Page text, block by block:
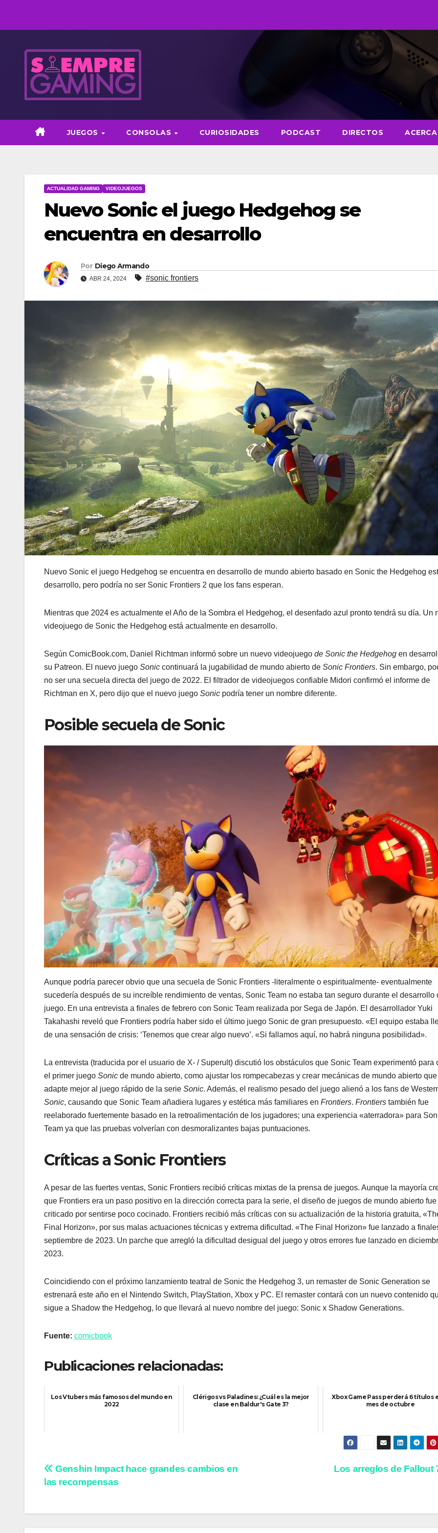
JUEGOS CONSOLAS CURIOSIDADES PODCAST DIRECTOS
ACTUALIDAD GAMING VIDEOJUEGOS
Nuevo Sonic el juego Hedgehog se
encuentra en desarrollo
Por Diego Armando
ABR 24, 2024 #sonic frontiers
Nuevo Sonic el juego Hedgehog se encuentra en desarrollo de mundo abierto basado en Sonic the Hedgehog
desarrollo, pero podría no ser Sonic Frontiers 2 que los fans esperan.
Mientras que 2024 es actualmente el Año de la Sombra el Hedgehog, el desenfado azul pronto tendrá su día. Un
videojuego de Sonic the Hedgehog está actualmente en desarrollo.
Según ComicBook.com, Daniel Richtman informó sobre un nuevo videojuego de Sonic the Hedgehog en
su Patreon. El nuevo juego Sonic continuará la jugabilidad de mundo abierto de Sonic Frontiers. Sin embargo,
no ser una secuela directa del juego de 2022. El filtrador de videojuegos confiable Midori confirmó el informe de
Richtman en X, pero dijo que el nuevo juego Sonic podría tener un nombre diferente.
Posible secuela de Sonic
Aunque podría parecer obvio que una secuela de Sonic Frontiers -literalmente o espiritualmente- eventualmente
sucedería después de su increíble rendimiento de ventas, Sonic Team no estaba tan seguro durante el desarrollo
juego. En una entrevista a finales de febrero con Sonic Team realizada por Sega de Japón. El desarrollador Yuki
Takahashi reveló que Frontiers podría haber sido el último juego Sonic de gran presupuesto. «El equipo estaba
de una sensación de crisis: ‘Tenemos que crear algo nuevo’. «Si fallamos aquí, no habrá ninguna posibilidad».
La entrevista (traducida por el usuario de X- / Superult) discutió los obstáculos que Sonic Team experimentó para
el primer juego Sonic de mundo abierto, como ajustar los rompecabezas y crear mecánicas de mundo abierto
adapte mejor al juego rápido de la serie Sonic. Además, el realismo pesado del juego alienó a los fans de
Sonic, causando que Sonic Team añadiera lugares y estética más familiares en Frontiers. Frontiers también fue
reelaborado fuertemente basado en la retroalimentación de los jugadores; una experiencia «aterradora» para
Team ya que las pruebas volverían con desmoralizantes bajas puntuaciones.
Críticas a Sonic Frontiers
A pesar de las fuertes ventas, Sonic Frontiers recibió críticas mixtas de la prensa de juegos. Aunque la mayoría
que Frontiers era un paso positivo en la dirección correcta para la serie, el diseño de juegos de mundo abierto fue
criticado por sentirse poco cocinado. Frontiers recibió más críticas con su actualización de la historia gratuita,
Final Horizon», por sus malas actuaciones técnicas y extrema dificultad. «The Final Horizon» fue lanzado a
septiembre de 2023. Un parche que arregló la dificultad desigual del juego y otros errores fue lanzado en
2023.
Coincidiendo con el próximo lanzamiento teatral de Sonic the Hedgehog 3, un remaster de Sonic Generation se
estrenará este año en el Nintendo Switch, PlayStation, Xbox y PC. El remaster contará con un nuevo contenido
sigue a Shadow the Hedgehog, lo que llevará al nuevo nombre del juego: Sonic x Shadow Generations.
Fuente: comicbook
Publicaciones relacionadas:
Los Vtubers más famosos del mundo en
2022
Clérigos vs Paladines: ¿Cuál es la mejor
clase en Baldur's Gate 3?
Xbox Game Pass perderá 6 títulos
mes de octubre
Navegación
entradas
Los arreglos de Fallout
Genshin Impact hace grandes cambios en
las recompensas